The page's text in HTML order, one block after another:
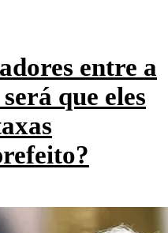
entre a
que eles